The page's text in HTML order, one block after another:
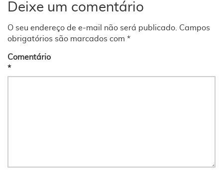
Deixe um comentário
O seu endereço de e-mail não será publicado. Campos
obrigatórios são marcados com *
Comentário
*